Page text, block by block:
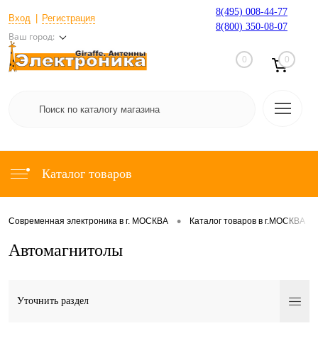
Вход Регистрация
Ваш город:
8(495) 008-44-77
8(800) 350-08-07
0 0
Каталог товаров
Современная электроника в г. МОСКВА • Каталог товаров в г.МОСКВА
Автомагнитолы
Уточнить раздел